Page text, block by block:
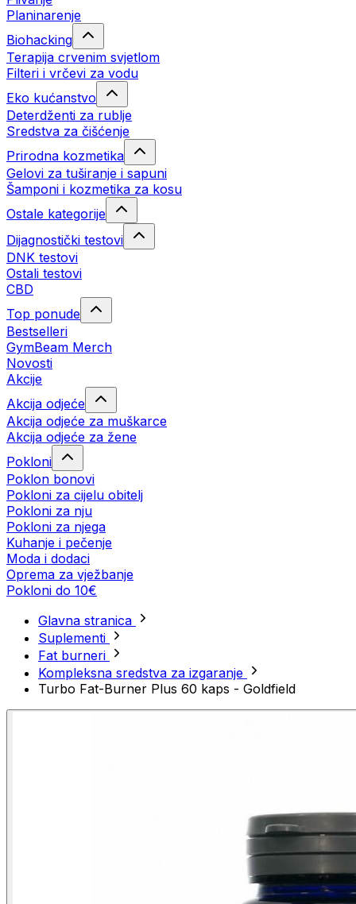
Planinarenje
Biohacking
Terapija crvenim svjetlom
Filteri i vrčevi za vodu
Eko kućanstvo
Deterdženti za rublje
Sredstva za čišćenje
Prirodna kozmetika
Gelovi za tuširanje i sapuni
Šamponi i kozmetika za kosu
Ostale kategorije
Dijagnostički testovi
DNK testovi
Ostali testovi
CBD
Top ponude
Bestselleri
GymBeam Merch
Novosti
Akcije
Akcija odjeće
Akcija odjeće za muškarce
Akcija odjeće za žene
Pokloni
Poklon bonovi
Pokloni za cijelu obitelj
Pokloni za nju
Pokloni za njega
Kuhanje i pečenje
Moda i dodaci
Oprema za vježbanje
Pokloni do 10€
Glavna stranica
Suplementi
Fat burneri
Kompleksna sredstva za izgaranje
Turbo Fat-Burner Plus 60 kaps - Goldfield